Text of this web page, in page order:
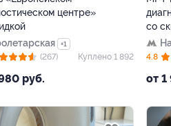
центре»
+1
руб.
(267) Куплено 1 892
со
от 1
4.8